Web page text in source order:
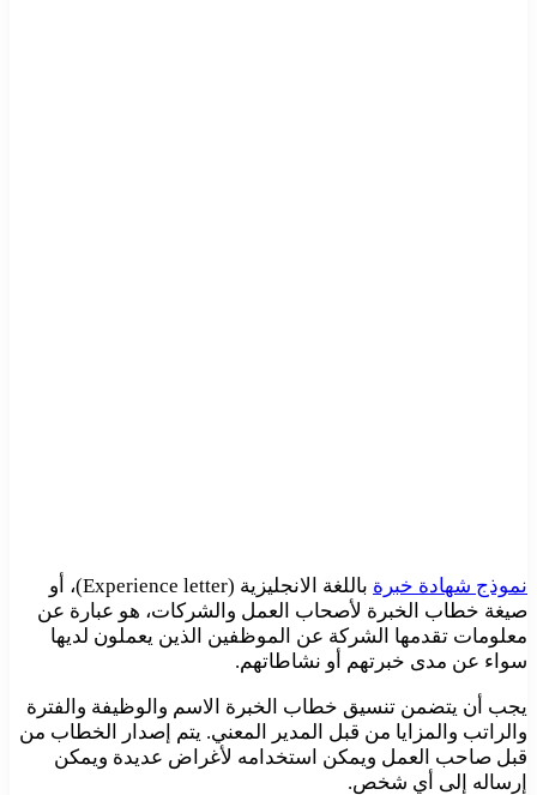
نموذج شهادة خبرة
باللغة الانجليزية (Experience letter)، أو
صيغة خطاب الخبرة لأصحاب العمل والشركات، هو عبارة عن
معلومات تقدمها الشركة عن الموظفين الذين يعملون لديها
سواء عن مدى خبرتهم أو نشاطاتهم.
يجب أن يتضمن تنسيق خطاب الخبرة الاسم والوظيفة والفترة
والراتب والمزايا من قبل المدير المعني. يتم إصدار الخطاب من
قبل صاحب العمل ويمكن استخدامه لأغراض عديدة ويمكن
إرساله إلى أي شخص.